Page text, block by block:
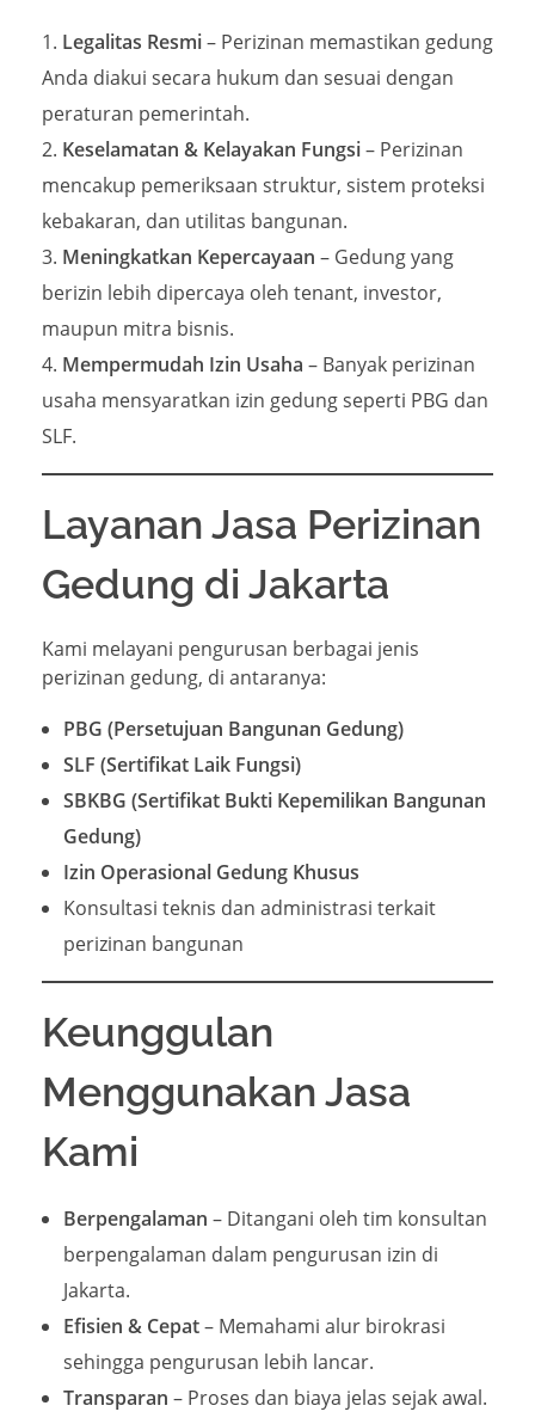
Legalitas Resmi– Perizinan memastikan gedung
Anda diakui secara hukum dan sesuai dengan
peraturan pemerintah.
Keselamatan & Kelayakan Fungsi– Perizinan
mencakup pemeriksaan struktur, sistem proteksi
kebakaran, dan utilitas bangunan.
Meningkatkan Kepercayaan – Gedung yang
berizin lebih dipercaya oleh tenant, investor,
maupun mitra bisnis.
Mempermudah Izin Usaha – Banyak perizinan
usaha mensyaratkan izin gedung seperti PBG dan
SLF.
Layanan Jasa Perizinan
Gedung di Jakarta
Kami melayani pengurusan berbagai jenis
perizinan gedung, di antaranya:
PBG (Persetujuan Bangunan Gedung)
SLF (Sertifikat Laik Fungsi)
SBKBG (Sertifikat Bukti Kepemilikan Bangunan
Gedung)
Izin Operasional Gedung Khusus
Konsultasi teknis dan administrasi terkait
perizinan bangunan
Keunggulan
Menggunakan Jasa
Kami
Berpengalaman – Ditangani oleh tim konsultan
berpengalaman dalam pengurusan izin di
Jakarta.
Efisien & Cepat– Memahami alur birokrasi
sehingga pengurusan lebih lancar.
Transparan – Proses dan biaya jelas sejak awal.